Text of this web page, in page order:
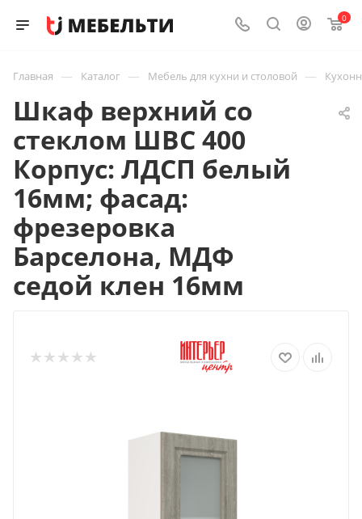
0
Главная — Каталог — Мебель для кухни и столовой —
Шкаф верхний со
стеклом ШВС 400
Корпус: ЛДСП белый
16мм; фасад:
фрезеровка
Барселона, МДФ
седой клен 16мм